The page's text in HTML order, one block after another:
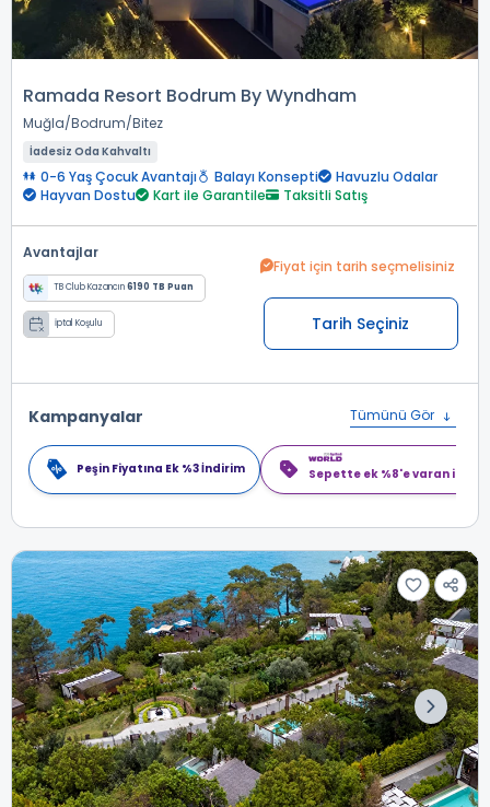
Ramada Resort Bodrum By Wyndham
Muğla Bodrum Bitez
İadesiz Oda Kahvaltı
0-6 Yaş Çocuk Avantajı Balayı Konsepti
Havuzlu Odalar
Hayvan Dostu
Kart ile Garantile Taksitli Satış
Avantajlar
TB Club Kazancın6190 TB Puan
İptal Koşulu
Fiyat için tarih seçmelisiniz
Tarih Seçiniz
Kampanyalar Tümünü Gör
Peşin Fiyatına Ek %3 İndirim Sepette ek %8'e varan